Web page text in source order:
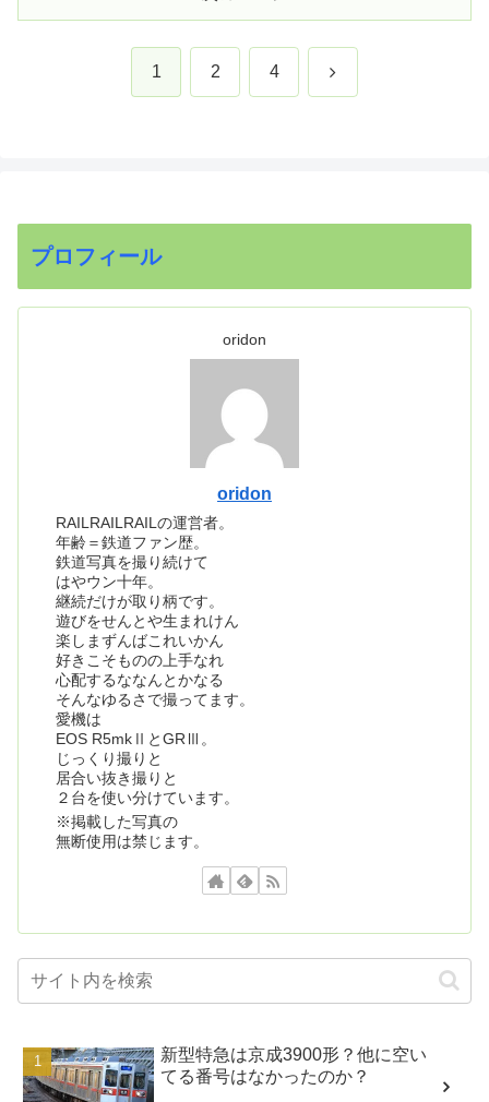
1 2 4 次
プロフィール
oridon
oridon
RAILRAILRAILの運営者。
年齢＝鉄道ファン歴。
鉄道写真を撮り続けて
はやウン十年。
継続だけが取り柄です。
遊びをせんとや生まれけん
楽しまずんばこれいかん
好きこそものの上手なれ
心配するななんとかなる
そんなゆるさで撮ってます。
愛機は
EOS R5mkⅡとGRⅢ。
じっくり撮りと
居合い抜き撮りと
２台を使い分けています。
※掲載した写真の
無断使用は禁じます。
新型特急は京成3900形？他に空い
てる番号はなかったのか？